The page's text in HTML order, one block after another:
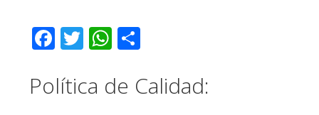
Facebook
TwitterWhatsApp
Política de Calidad: